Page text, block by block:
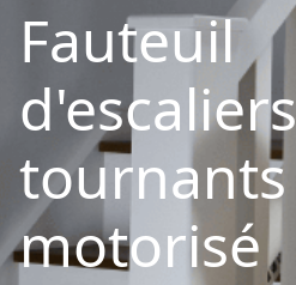
Fauteuil
d'escaliers
tournants
motorisé